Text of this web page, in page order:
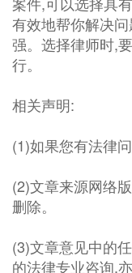
有效地帮你解决
强。选择律师时,
行。
相关声明:
(1)如果您有法律
(2)文章来源网络
删除。
(3)文章意见中的
的法律专业咨询,